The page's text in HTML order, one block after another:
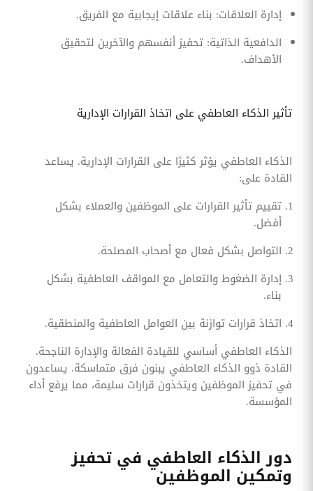
إدارة العلاقات: بناء علاقات إيجابية مع الفريق.
الدافعية الذاتية: تحفيز أنفسهم والآخرين لتحقيق
الأهداف.
تأثير الذكاء العاطفي على اتخاذ القرارات الإدارية
الذكاء العاطفي يؤثر كثيرًا على القرارات الإدارية. يساعد
القادة على:
تقييم تأثير القرارات على الموظفين والعملاء بشكل
أفضل.
التواصل بشكل فعال مع أصحاب المصلحة.
إدارة الضغوط والتعامل مع المواقف العاطفية بشكل
بناء.
اتخاذ قرارات توازنة بين العوامل العاطفية والمنطقية.
الذكاء العاطفي أساسي للقيادة الفعالة والإدارة الناجحة.
القادة ذوو الذكاء العاطفي يبنون فرق متماسكة. يساعدون
في تحفيز الموظفين ويتخذون قرارات سليمة، مما يرفع أداء
المؤسسة.
دور الذكاء العاطفي في تحفيز
وتمكين الموظفين